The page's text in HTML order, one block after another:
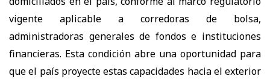
vigente aplicable a corredoras de bolsa,
administradoras generales de fondos e instituciones
financieras. Esta condición abre una oportunidad para
que el país proyecte estas capacidades hacia el exterior